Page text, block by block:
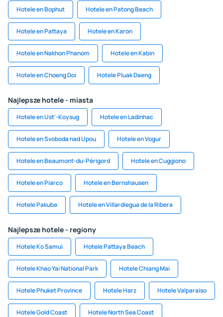
Hotele en Bophut Hotele en Patong Beach
Hotele en Pattaya Hotele en Karon
Hotele en Nakhon Phanom Hotele en Kabin
Hotele en Choeng Doi Hotele Pluak Daeng
Najlepsze hotele - miasta
Hotele en Ust'-Koysug Hotele en Ladinhac
Hotele en Svoboda nad Upou Hotele en Vogur
Hotele en Beaumont-du-Périgord Hotele en Cuggiono
Hotele en Piarco Hotele en Bernshausen
Hotele Pakuba Hotele en Villardiegua de la Ribera
Najlepsze hotele - regiony
Hotele Ko Samui Hotele Pattaya Beach
Hotele Khao Yai National Park Hotele Chiang Mai
Hotele Phuket Province Hotele Harz Hotele Valparaíso
Hotele Gold Coast Hotele North Sea Coast